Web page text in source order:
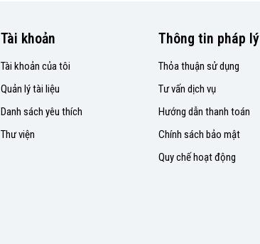
Tài khoản
Tài khoản của tôi
Quản lý tài liệu
Danh sách yêu thích
Thư viện
Thông tin pháp lý
Thỏa thuận sử dụng
Tư vấn dịch vụ
Hướng dẫn thanh toán
Chính sách bảo mật
Quy chế hoạt động